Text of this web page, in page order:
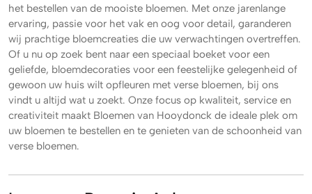
het bestellen van de mooiste bloemen. Met onze jarenlange
ervaring, passie voor het vak en oog voor detail, garanderen
wij prachtige bloemcreaties die uw verwachtingen overtreffen.
Of u nu op zoek bent naar een speciaal boeket voor een
geliefde, bloemdecoraties voor een feestelijke gelegenheid of
gewoon uw huis wilt opfleuren met verse bloemen, bij ons
vindt u altijd wat u zoekt. Onze focus op kwaliteit, service en
creativiteit maakt Bloemen van Hooydonck de ideale plek om
uw bloemen te bestellen en te genieten van de schoonheid van
verse bloemen.